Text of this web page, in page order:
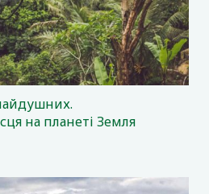
на планеті Земля